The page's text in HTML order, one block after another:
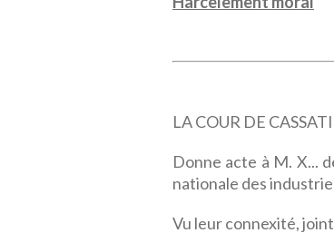
LA COUR DE
Donne acte à M. X...
nationale des
Vu leur connexité,